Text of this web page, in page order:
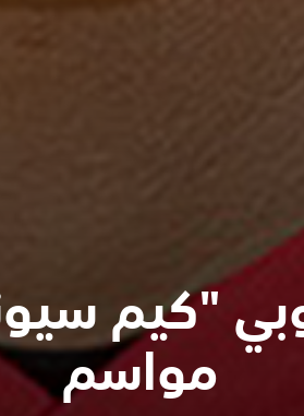
"كيم
مواسم